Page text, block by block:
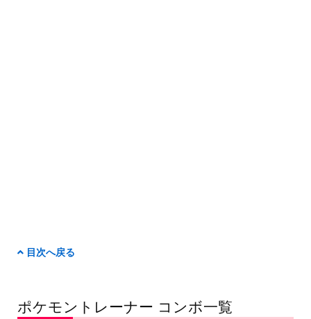
目次へ戻る
ポケモントレーナー コンボ一覧